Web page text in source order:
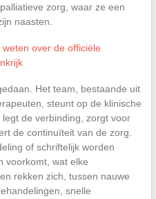
zorg, waar ze een
naasten.
over de officiële
Het team, bestaande uit
steunt op de klinische
de verbinding, zorgt voor
de continuïteit van de zorg.
of schriftelijk worden
voorkomt, wat elke
rekken zich, tussen nauwe
snelle